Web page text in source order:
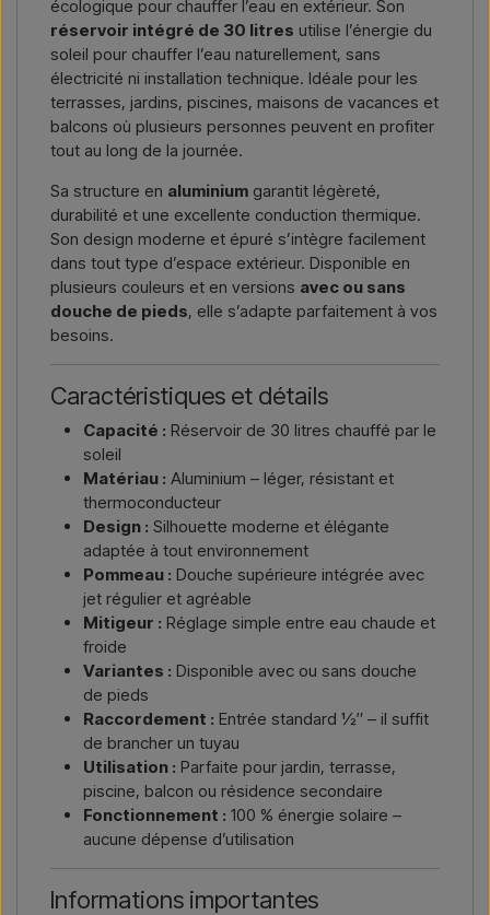
écologique pour chauffer l’eau en extérieur. Son
réservoir intégré de 30 litres utilise l’énergie du
soleil pour chauffer l’eau naturellement, sans
électricité ni installation technique. Idéale pour les
terrasses, jardins, piscines, maisons de vacances et
balcons où plusieurs personnes peuvent en profiter
tout au long de la journée.
Sa structure en aluminium garantit légèreté,
durabilité et une excellente conduction thermique.
Son design moderne et épuré s’intègre facilement
dans tout type d’espace extérieur. Disponible en
plusieurs couleurs et en versions avec ou sans
douche de pieds, elle s’adapte parfaitement à vos
besoins.
Caractéristiques et détails
Capacité : Réservoir de 30 litres chauffé par le
soleil
Matériau : Aluminium – léger, résistant et
thermoconducteur
Design : Silhouette moderne et élégante
adaptée à tout environnement
Pommeau : Douche supérieure intégrée avec
jet régulier et agréable
Mitigeur : Réglage simple entre eau chaude et
froide
Variantes : Disponible avec ou sans douche
de pieds
Raccordement : Entrée standard ½″ – il suffit
de brancher un tuyau
Utilisation : Parfaite pour jardin, terrasse,
piscine, balcon ou résidence secondaire
Fonctionnement : 100 % énergie solaire –
aucune dépense d’utilisation
Informations importantes